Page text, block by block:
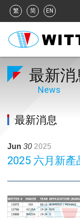
繁 简 EN
最新消
News
最新消息
Jun 30 2025
2025 六月新產